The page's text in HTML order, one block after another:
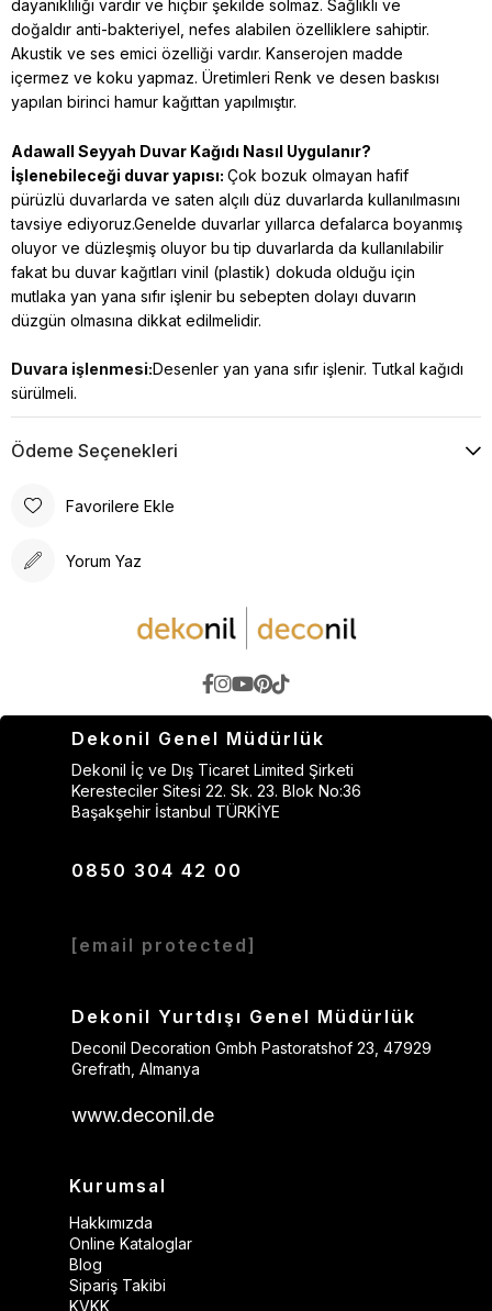
dayanıklılığı vardır ve hiçbir şekilde solmaz. Sağlıklı ve
doğaldır anti-bakteriyel, nefes alabilen özelliklere sahiptir.
Akustik ve ses emici özelliği vardır. Kanserojen madde
içermez ve koku yapmaz. Üretimleri Renk ve desen baskısı
yapılan birinci hamur kağıttan yapılmıştır.
Adawall Seyyah Duvar Kağıdı Nasıl Uygulanır?
İşlenebileceği duvar yapısı: Çok bozuk olmayan hafif
pürüzlü duvarlarda ve saten alçılı düz duvarlarda kullanılmasını
tavsiye ediyoruz.Genelde duvarlar yıllarca defalarca boyanmış
oluyor ve düzleşmiş oluyor bu tip duvarlarda da kullanılabilir
fakat bu duvar kağıtları vinil (plastik) dokuda olduğu için
mutlaka yan yana sıfır işlenir bu sebepten dolayı duvarın
düzgün olmasına dikkat edilmelidir.
Duvara işlenmesi:Desenler yan yana sıfır işlenir. Tutkal kağıdı
sürülmeli.
Ödeme Seçenekleri
Favorilere Ekle
Yorum Yaz
Dekonil Genel Müdürlük
Dekonil İç ve Dış Ticaret Limited Şirketi
Keresteciler Sitesi 22. Sk. 23. Blok No:36
Başakşehir İstanbul TÜRKİYE
0850 304 42 00
[email protected]
Dekonil Yurtdışı Genel Müdürlük
Deconil Decoration Gmbh Pastoratshof 23, 47929
Grefrath, Almanya
www.deconil.de
Kurumsal
Hakkımızda
Online Kataloglar
Blog
Sipariş Takibi
KVKK